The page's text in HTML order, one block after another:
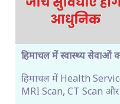
हिमाचल में स्वास्थ्य सेवाओं
हिमाचल में Health
MRI Scan, CT Scan